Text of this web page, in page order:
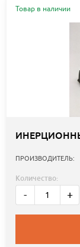
Товар в наличии
ПРОИЗВОДИТЕЛЬ:
Количество:
- +